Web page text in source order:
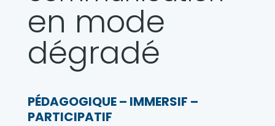
en mode
dégradé
PÉDAGOGIQUE – IMMERSIF –
PARTICIPATIF